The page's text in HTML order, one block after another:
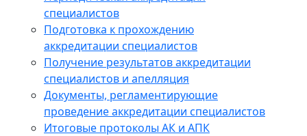
специалистов
Подготовка к прохождению
аккредитации специалистов
Получение результатов аккредитации
специалистов и апелляция
Документы, регламентирующие
проведение аккредитации специалистов
Итоговые протоколы АК и АПК